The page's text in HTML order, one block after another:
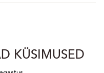
KÜSIMUSED